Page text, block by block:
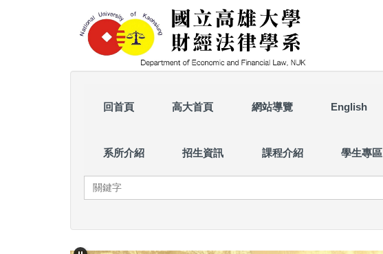
回首頁 高大首頁 網站導覽 English
系所介紹 招生資訊 課程介紹 學生專區